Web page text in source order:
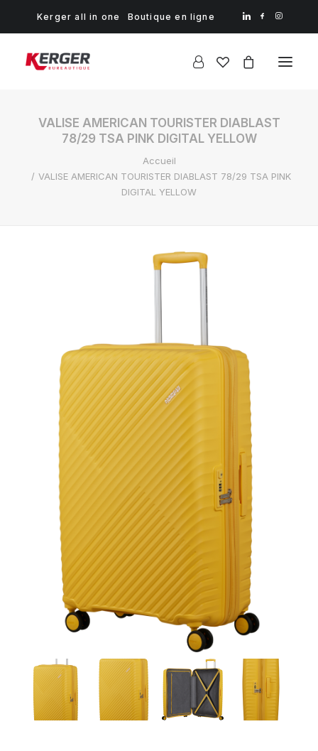
Kerger all in one Boutique en ligne
VALISE AMERICAN TOURISTER DIABLAST
78/29 TSA PINK DIGITAL YELLOW
Accueil
VALISE AMERICAN TOURISTER DIABLAST 78/29 TSA PINK
DIGITAL YELLOW